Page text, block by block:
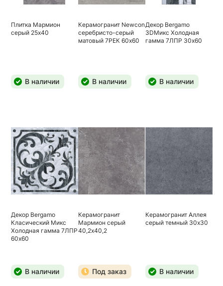
Плитка Мармион
серый 25х40
В наличии
Керамогранит Newcon
серебристо-серый
матовый 7РЕК 60х60
В наличии
Декор Bergamo
3DМикс Холодная
гамма 7ЛПР 30х60
В наличии
Декор Bergamo
Класический Микс
Холодная гамма 7ЛПР
60х60
В наличии
Керамогранит
Мармион серый
40,2х40,2
Под заказ
Керамогранит Аллея
серый темный 30х30
В наличии